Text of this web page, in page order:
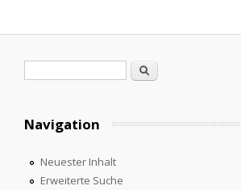
Suche
Navigation
Neuester Inhalt
Erweiterte Suche